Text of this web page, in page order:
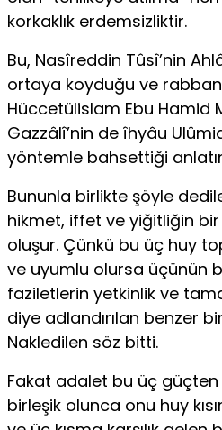
korkaklık erdemsizliktir.
Bu, Nasîreddin Tûsî’nin
ortaya koyduğu ve
Hüccetülislam Ebu Hamid
Gazzâlî’nin de îhyâu
yöntemle bahsettiği
Bununla birlikte şöyle
hikmet, if­fet ve yiğitliğin
oluşur. Çünkü bu üç huy
ve uyumlu olursa üçünün
faziletlerin yetkinlik ve
diye adlandırılan benzer
Nakledilen söz bitti.
Fakat adalet bu üç
birleşik olunca onu huy